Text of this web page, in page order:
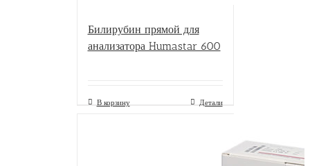
Билирубин прямой для
анализатора Humastar 600
В корзину Детали